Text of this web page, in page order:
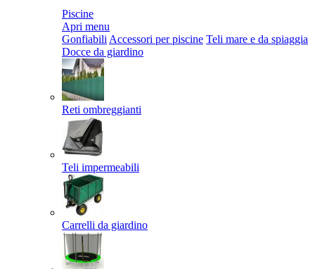
Piscine
Apri menu
Gonfiabili Accessori per piscine Teli mare e da spiaggia
Docce da giardino
Reti ombreggianti
Teli impermeabili
Carrelli da giardino